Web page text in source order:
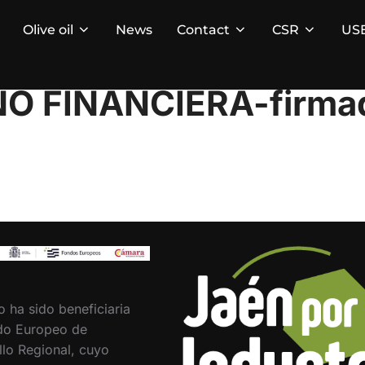
Olive oil News Contact CSR
FINANCIERA-
ha sido beneficiaria
Europeo de
Regional, cuyo